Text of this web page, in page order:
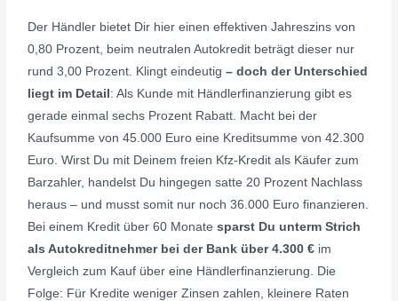
Der Händler bietet Dir hier einen effektiven Jahreszins von
0,80 Prozent, beim neutralen Autokredit beträgt dieser nur
rund 3,00 Prozent. Klingt eindeutig – doch der Unterschied
liegt im Detail : Als Kunde mit Händlerfinanzierung gibt es
gerade einmal sechs Prozent Rabatt. Macht bei der
Kaufsumme von 45.000 Euro eine Kreditsumme von 42.300
Euro. Wirst Du mit Deinem freien Kfz-Kredit als Käufer zum
Barzahler, handelst Du hingegen satte 20 Prozent Nachlass
heraus – und musst somit nur noch 36.000 Euro finanzieren.
Bei einem Kredit über 60 Monatesparst Du unterm Strich
als Autokreditnehmer bei der Bank über 4.300 € im
Vergleich zum Kauf über eine Händlerfinanzierung. Die
Folge: Für Kredite weniger Zinsen zahlen, kleinere Raten